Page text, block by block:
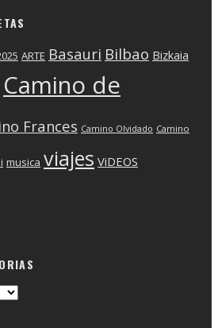
ARTE Basauri Bilbao Bizkaia
Camino de
Frances Camino Olvidado Camino
musica viajes ViDEOS